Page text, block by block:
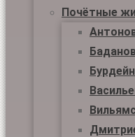
Почётные